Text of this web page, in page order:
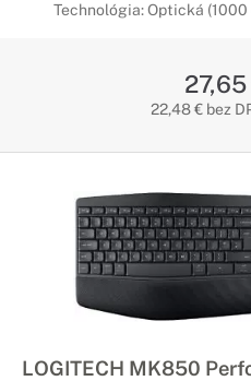
Technológia: Optická
22,48 € bez
LOGITECH MK850